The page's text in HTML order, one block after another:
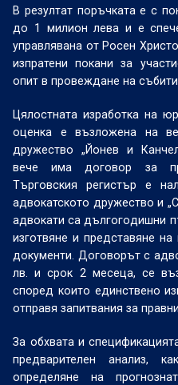
В резултат поръчката е с
до 1 милион лева и е
управлявана от Росен
изпратени покани за
опит в провеждане на
Цялостната изработка на
оценка е възложена на
дружество „Йонев и
вече има договор за
Търговския регистър е
адвокатското дружество и
адвокати са дългогодишни
изготвяне и представяне
документи. Договорът с
лв. и срок 2 месеца, се
според които единствено
отправя запитвания за
За обхвата и
предварителен анализ,
определяне на